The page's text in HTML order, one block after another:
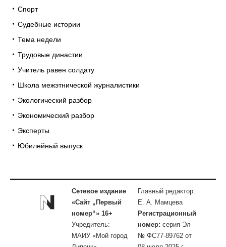
Спорт
Судебные истории
Тема недели
Трудовые династии
Учитель равен солдату
Школа межэтнической журналистики
Экологический разбор
Экономический разбор
Эксперты
Юбилейный выпуск
Сетевое издание
«Сайт „Первый
номер“» 16+
Учредитель:
МАИУ «Мой город
Главный редактор:
Е. А. Мамцева
Регистрационный
номер: серия Эл
№ ФС77-89762 от